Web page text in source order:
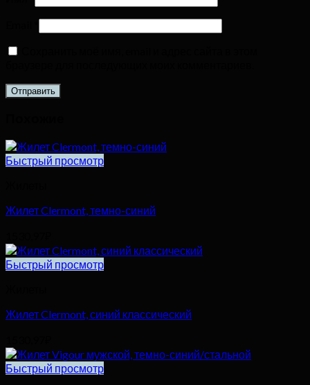
Быстрый просмотр
Жилет Clermont, темно-синий
Быстрый просмотр
Жилет Clermont, синий классический
Быстрый просмотр